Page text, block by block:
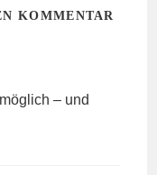
KOMMENTAR
– und